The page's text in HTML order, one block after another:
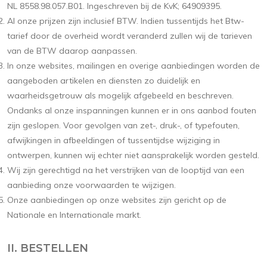
NL 8558.98.057.B01. Ingeschreven bij de KvK; 64909395.
Al onze prijzen zijn inclusief BTW. Indien tussentijds het Btw-
tarief door de overheid wordt veranderd zullen wij de tarieven
van de BTW daarop aanpassen.
In onze websites, mailingen en overige aanbiedingen worden de
aangeboden artikelen en diensten zo duidelijk en
waarheidsgetrouw als mogelijk afgebeeld en beschreven.
Ondanks al onze inspanningen kunnen er in ons aanbod fouten
zijn geslopen. Voor gevolgen van zet-, druk-, of typefouten,
afwijkingen in afbeeldingen of tussentijdse wijziging in
ontwerpen, kunnen wij echter niet aansprakelijk worden gesteld.
Wij zijn gerechtigd na het verstrijken van de looptijd van een
aanbieding onze voorwaarden te wijzigen.
Onze aanbiedingen op onze websites zijn gericht op de
Nationale en Internationale markt.
II. BESTELLEN